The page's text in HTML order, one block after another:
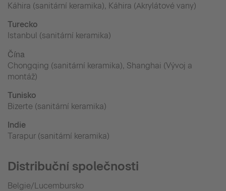
Káhira (sanitární keramika), Káhira (Akrylátové vany)
Turecko
Istanbul (sanitární keramika)
Čína
Chongqing (sanitární keramika), Shanghai (Vývoj a
montáž)
Tunisko
Bizerte (sanitární keramika)
Indie
Tarapur (sanitární keramika)
Distribuční společnosti
Belgie/Lucembursko